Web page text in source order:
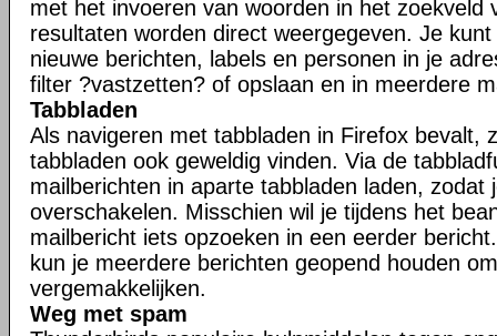
met het invoeren van woorden in het zoekveld
resultaten worden direct weergegeven. Je
nieuwe berichten, labels en personen in je
filter ?vastzetten? of opslaan en in meerdere
Tabbladen
Als navigeren met tabbladen in Firefox bevalt,
tabbladen ook geweldig vinden. Via de
mailberichten in aparte tabbladen laden, zodat
overschakelen. Misschien wil je tijdens het
mailbericht iets opzoeken in een eerder
kun je meerdere berichten geopend houden
vergemakkelijken.
Weg met spam